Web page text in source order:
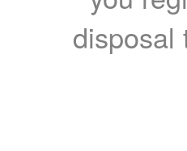
disposal